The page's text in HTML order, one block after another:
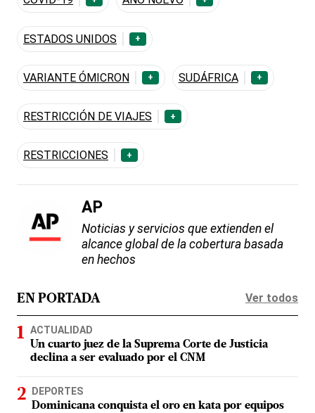
ESTADOS UNIDOS +
VARIANTE ÓMICRON + SUDÁFRICA +
RESTRICCIÓN DE VIAJES +
RESTRICCIONES +
AP
Noticias y servicios que extienden el
alcance global de la cobertura basada
en hechos
EN PORTADA Ver todos
ACTUALIDAD
Un cuarto juez de la Suprema Corte de Justicia
declina a ser evaluado por el CNM
DEPORTES
Dominicana conquista el oro en kata por equipos